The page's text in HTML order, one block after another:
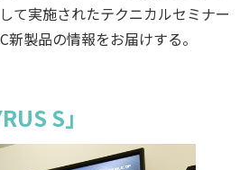
て実施されたテクニカルセミナー
新製品の情報をお届けする。
S」